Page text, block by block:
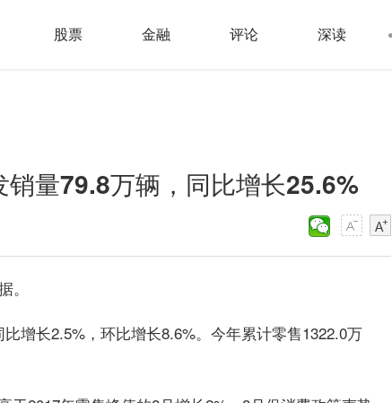
股票 金融 评论 深读
量79.8万辆，同比增长25.6%
。
增长2.5%，环比增长8.6%。今年累计零售1322.0万